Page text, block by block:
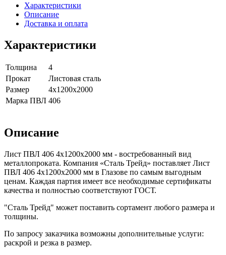
Характеристики
Описание
Доставка и оплата
Характеристики
Толщина
4
Прокат
Листовая сталь
Размер
4x1200x2000
Марка ПВЛ 406
Описание
Лист ПВЛ 406 4x1200x2000 мм - востребованный вид
металлопроката. Компания «Сталь Трейд» поставляет Лист
ПВЛ 406 4x1200x2000 мм в Глазове по самым выгодным
ценам. Каждая партия имеет все необходимые сертификаты
качества и полностью соответствуют ГОСТ.
"Сталь Трейд" может поставить сортамент любого размера и
толщины.
По запросу заказчика возможны дополнительные услуги:
раскрой и резка в размер.